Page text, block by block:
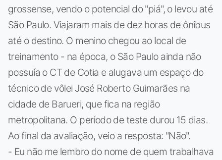
grossense, vendo o potencial do "piá", o levou até
São Paulo. Viajaram mais de dez horas de ônibus
até o destino. O menino chegou ao local de
treinamento - na época, o São Paulo ainda não
possuía o CT de Cotia e alugava um espaço do
técnico de vôlei José Roberto Guimarães na
cidade de Barueri, que fica na região
metropolitana. O período de teste durou 15 dias.
Ao final da avaliação, veio a resposta: "Não".
- Eu não me lembro do nome de quem trabalhava